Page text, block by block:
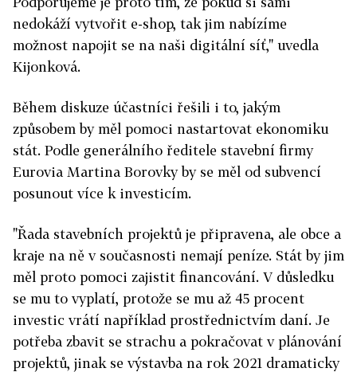
nedokáží vytvořit e-shop, tak jim nabízíme
možnost napojit se na naši digitální síť," uvedla
Kijonková.
Během diskuze účastníci řešili i to, jakým
způsobem by měl pomoci nastartovat ekonomiku
stát. Podle generálního ředitele stavební firmy
Eurovia Martina Borovky by se měl od subvencí
posunout více k investicím.
"Řada stavebních projektů je připravena, ale obce a
kraje na ně v současnosti nemají peníze. Stát by jim
měl proto pomoci zajistit financování. V důsledku
se mu to vyplatí, protože se mu až 45 procent
investic vrátí například prostřednictvím daní. Je
potřeba zbavit se strachu a pokračovat v plánování
projektů, jinak se výstavba na rok 2021 dramaticky